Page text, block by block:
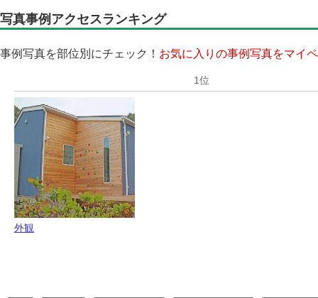
写真事例アクセスランキング
事例写真を部位別にチェック！ お気に入りの事例写真をマイ
外観